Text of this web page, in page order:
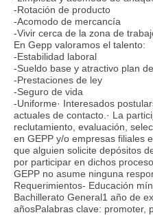
-Rotación de producto
-Acomodo de mercancía
-Vivir cerca de la zona de
En Gepp valoramos el talento:
-Estabilidad laboral
-Sueldo base y atractivo plan
-Prestaciones de ley
-Seguro de vida
-Uniforme· Interesados
actuales de contacto.· La
reclutamiento, evaluación,
en GEPP y/o empresas filiales
que alguien solicite depósitos
por participar en dichos
GEPP no asume ninguna
Requerimientos- Educación
Bachillerato General1 año de
añosPalabras clave: promoter,